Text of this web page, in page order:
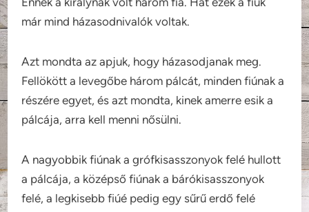
már mind házasodnivalók voltak.
Azt mondta az apjuk, hogy házasodjanak meg.
Fellökött a levegőbe három pálcát, minden fiúnak a
részére egyet, és azt mondta, kinek amerre esik a
pálcája, arra kell menni nősülni.
A nagyobbik fiúnak a grófkisasszonyok felé hullott
a pálcája, a középső fiúnak a bárókisasszonyok
felé, a legkisebb fiúé pedig egy sűrű erdő felé